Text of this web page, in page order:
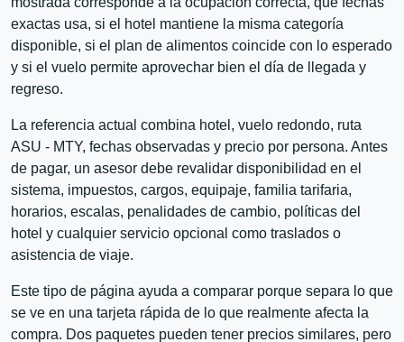
exactas usa, si el hotel mantiene la misma categoría
disponible, si el plan de alimentos coincide con lo esperado
y si el vuelo permite aprovechar bien el día de llegada y
regreso.
La referencia actual combina hotel, vuelo redondo, ruta
ASU - MTY, fechas observadas y precio por persona. Antes
de pagar, un asesor debe revalidar disponibilidad en el
sistema, impuestos, cargos, equipaje, familia tarifaria,
horarios, escalas, penalidades de cambio, políticas del
hotel y cualquier servicio opcional como traslados o
asistencia de viaje.
Este tipo de página ayuda a comparar porque separa lo que
se ve en una tarjeta rápida de lo que realmente afecta la
compra. Dos paquetes pueden tener precios similares, pero